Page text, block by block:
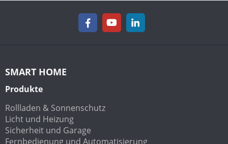
SMART HOME
Produkte
Rollladen & Sonnenschutz
Licht und Heizung
Sicherheit und Garage
Fernbedienung und Automatisierung